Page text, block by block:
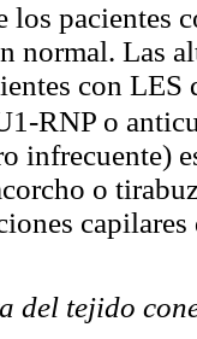
los pacientes
normal. Las
con
RNP o
infrecuente)
o
del tejido